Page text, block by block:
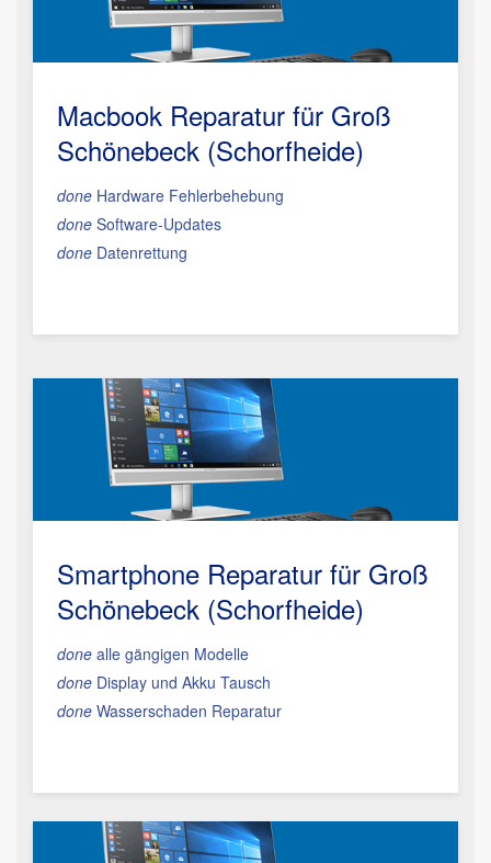
Macbook Reparatur für Groß
Schönebeck (Schorfheide)
done Hardware Fehlerbehebung
done Software-Updates
done Datenrettung
Smartphone Reparatur für Groß
Schönebeck (Schorfheide)
done alle gängigen Modelle
done Display und Akku Tausch
done Wasserschaden Reparatur